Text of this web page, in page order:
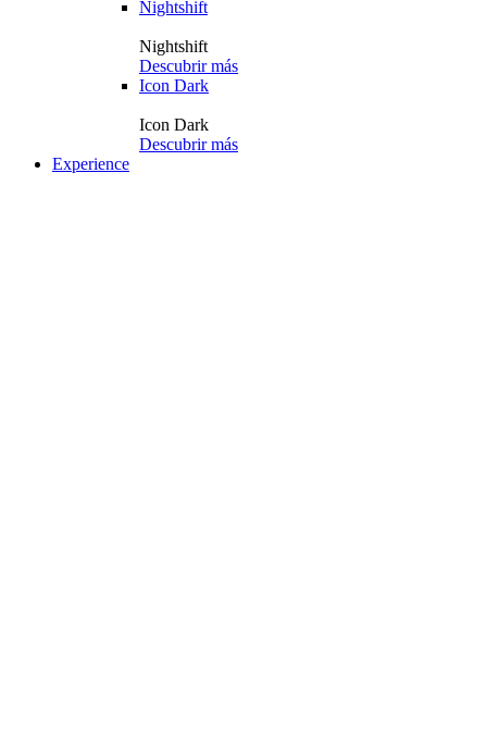
Nightshift
Nightshift
Descubrir más
Icon Dark
Icon Dark
Descubrir más
Experience